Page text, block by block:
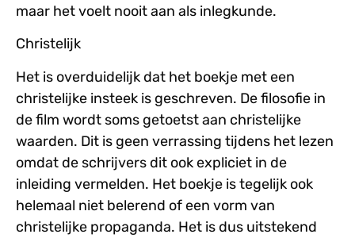
maar het voelt nooit aan als inlegkunde.
Christelijk
Het is overduidelijk dat het boekje met een
christelijke insteek is geschreven. De filosofie in
de film wordt soms getoetst aan christelijke
waarden. Dit is geen verrassing tijdens het lezen
omdat de schrijvers dit ook expliciet in de
inleiding vermelden. Het boekje is tegelijk ook
helemaal niet belerend of een vorm van
christelijke propaganda. Het is dus uitstekend